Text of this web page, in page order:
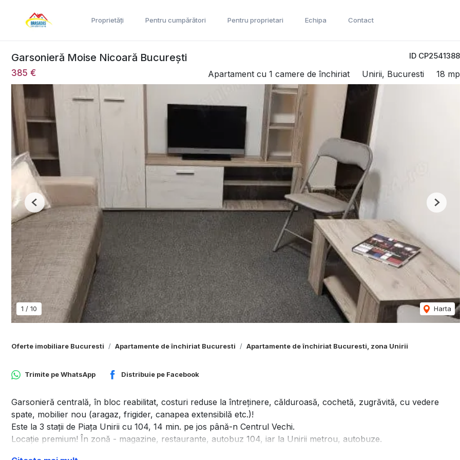
Proprietăți Pentru cumpărători Pentru proprietari Echipa Contact
ID CP2541388
Garsonieră Moise Nicoară București
385 € Apartament cu 1 camere de închiriat Unirii, Bucuresti 18 mp
1 / 10 Harta
Previous Next
Oferte imobiliare Bucuresti Apartamente de închiriat Bucuresti Apartamente de închiriat Bucuresti, zona Unirii
Trimite peWhatsApp Distribuie pe Facebook
Garsonieră centrală, în bloc reabilitat, costuri reduse la întreținere, călduroasă, cochetă, zugrăvită, cu vedere
spate, mobilier nou (aragaz, frigider, canapea extensibilă etc.)!
Este la 3 stații de Piața Unirii cu 104, 14 min. pe jos până-n Centrul Vechi.
Locație premium! În zonă - magazine, restaurante, autobuz 104, iar la Unirii metrou, autobuze.